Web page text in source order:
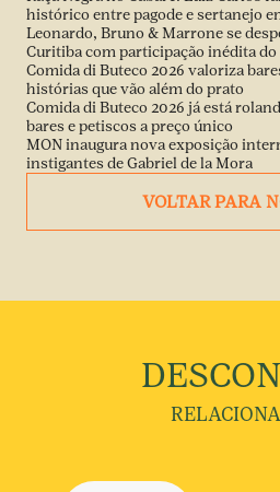
histórico entre pagode e sertanejo
Leonardo, Bruno & Marrone se
Curitiba com participação inédita do
Comida di Buteco 2026 valoriza
histórias que vão além do prato
Comida di Buteco 2026 já está
bares e petiscos a preço único
MON inaugura nova exposição
instigantes de Gabriel de la Mora
VOLTAR PARA